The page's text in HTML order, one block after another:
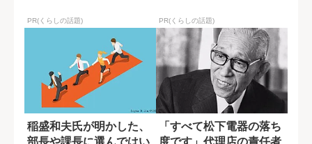
PR(くらしの話題) PR(くらしの話題)
稲盛和夫氏が明かした、
「すべて松下電器の落ち